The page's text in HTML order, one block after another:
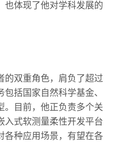
也体现了他对学科发展的
的双重角色，肩负了超过
括国家自然科学基金、
。目前，他正负责多个关
入式软测量柔性开发平台
各种应用场景，有望在各